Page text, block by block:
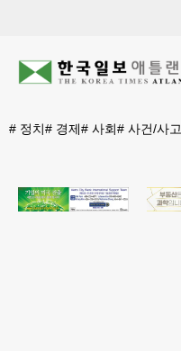
# 정치# 경제# 사회# 사건/사고